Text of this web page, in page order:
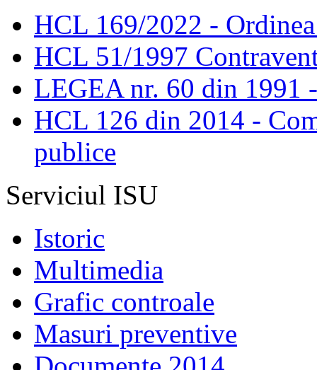
HCL 169/2022 -
HCL 51/1997
LEGEA nr. 60 din 1991
HCL 126 din 2014 -
publice
Serviciul ISU
Istoric
Multimedia
Grafic controale
Masuri preventive